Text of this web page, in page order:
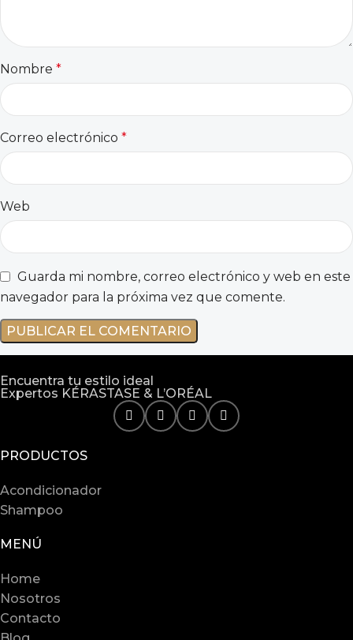
Nombre *
Correo electrónico *
Web
Guarda mi nombre, correo electrónico y web en este
navegador para la próxima vez que comente.
Encuentra tu estilo ideal
Expertos KÉRASTASE & L’ORÉAL
PRODUCTOS
Acondicionador
Shampoo
MENÚ
Home
Nosotros
Contacto